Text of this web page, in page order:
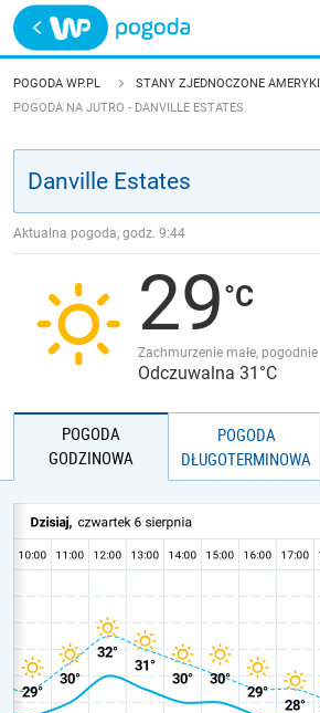
Trwa ładowanie
POLSKA
JAKOŚĆ POWIETRZA
POGODA WP.PL
STANY ZJEDNOCZONE AMERYKI
POGODA NA JUTRO - DANVILLE ESTATES
Aktualna pogoda, godz. 9:44
29
Zachmurzenie małe, pogodnie
Odczuwalna 31°C
POGODA
GODZINOWA
POGODA
DŁUGOTERMINOWA